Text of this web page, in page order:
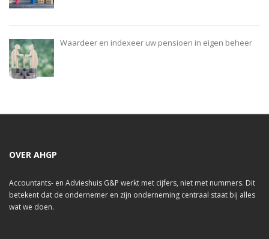
Waardeer en indexeer uw pensioen in eigen beheer
OVER AHGP
Accountants- en Advieshuis G&P werkt met cijfers, niet met nummers. Dit
betekent dat de ondernemer en zijn onderneming centraal staat bij alles
wat we doen.